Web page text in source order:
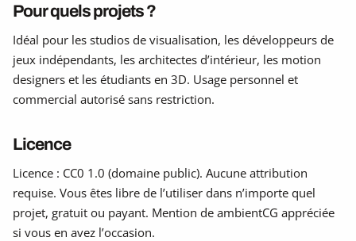
Pour quels projets ?
Idéal pour les studios de visualisation, les développeurs de
jeux indépendants, les architectes d’intérieur, les motion
designers et les étudiants en 3D. Usage personnel et
commercial autorisé sans restriction.
Licence
Licence : CC0 1.0 (domaine public). Aucune attribution
requise. Vous êtes libre de l’utiliser dans n’importe quel
projet, gratuit ou payant. Mention de ambientCG appréciée
si vous en avez l’occasion.